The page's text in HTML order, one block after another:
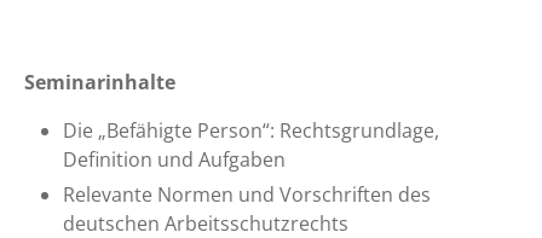
Seminarinhalte
Die „Befähigte Person“: Rechtsgrundlage,
Definition und Aufgaben
Relevante Normen und Vorschriften des
deutschen Arbeitsschutzrechts